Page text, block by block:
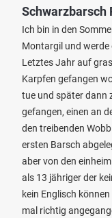
Schwarzbarsch
Ich bin in den
Montargil und
Letztes Jahr auf
Karpfen gefangen
tue und später dann
gefangen, einen an
den treibenden
ersten Barsch
aber von den
als 13 jähriger der
kein Englisch
mal richtig